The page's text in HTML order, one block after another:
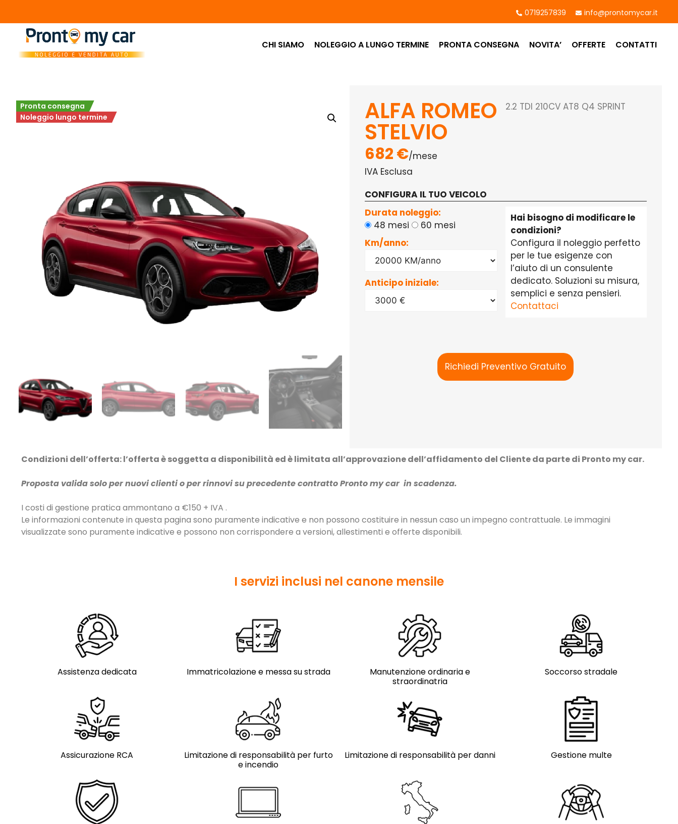
0719257839 info@prontomycar.it
CHI SIAMO NOLEGGIO A LUNGO TERMINE PRONTA CONSEGNA NOVITA’ OFFERTE CONTATTI
Pronta consegna
Noleggio lungo termine
ALFA ROMEO
STELVIO
2.2 TDI 210CV AT8 Q4 SPRINT
682 €/mese
IVA Esclusa
CONFIGURA IL TUO VEICOLO
Durata noleggio:
48 mesi
60 mesi
Km/anno:
Anticipo iniziale:
Hai bisogno di modificare le
condizioni?
Configura il noleggio perfetto
per le tue esigenze con
l’aiuto di un consulente
dedicato. Soluzioni su misura,
semplici e senza pensieri.
Contattaci
Richiedi Preventivo Gratuito
Condizioni dell’offerta: l’offerta è soggetta a disponibilità ed è limitata all’approvazione dell’affidamento del Cliente da parte di Pronto my car.
Proposta valida solo per nuovi clienti o per rinnovi su precedente contratto Pronto my car in scadenza.
I costi di gestione pratica ammontano a €150 + IVA .
Le informazioni contenute in questa pagina sono puramente indicative e non possono costituire in nessun caso un impegno contrattuale. Le immagini
visualizzate sono puramente indicative e possono non corrispondere a versioni, allestimenti e offerte disponibili.
I servizi inclusi nel canone mensile
Assistenza dedicata Immatricolazione e messa su strada
Manutenzione ordinaria e
straordinatria
Soccorso stradale
Assicurazione RCA
Limitazione di responsabilità per furto
e incendio
Limitazione di responsabilità per danni Gestione multe